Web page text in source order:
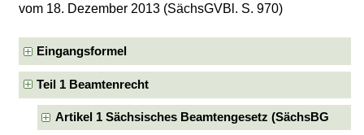
vom 18. Dezember 2013 (SächsGVBl. S. 970)
Eingangsformel
Teil 1 Beamtenrecht
Artikel 1 Sächsisches Beamtengesetz (SächsBG